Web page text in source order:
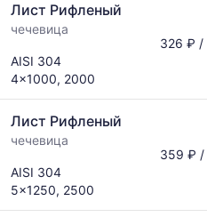
данным
прайс-
листов
поставщиков
месяц.
Статистика
по
актуальным
цен
на
указанием
ГОСТ,
размеров
по
запросу
Лист Рифленый
чечевица
AISI 304
4x1000, 2000
326 ₽ /
Лист Рифленый
чечевица
AISI 304
5x1250, 2500
359 ₽ /